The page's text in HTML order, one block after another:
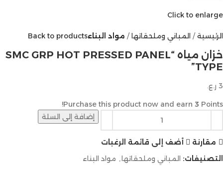
Click to enlarge
الرئيسية المباني وملحقاتها مواد البناءBack to products
خزان مياه “SMC GRP HOT PRESSED PANEL
TYPE”
3 ر.ع.
Purchase this product now and earn 3 Points!
إضافة إلى السلة
مقارنة
أضف إلى قائمة الرغبات
التصنيفات: المباني وملحقاتها, مواد البناء